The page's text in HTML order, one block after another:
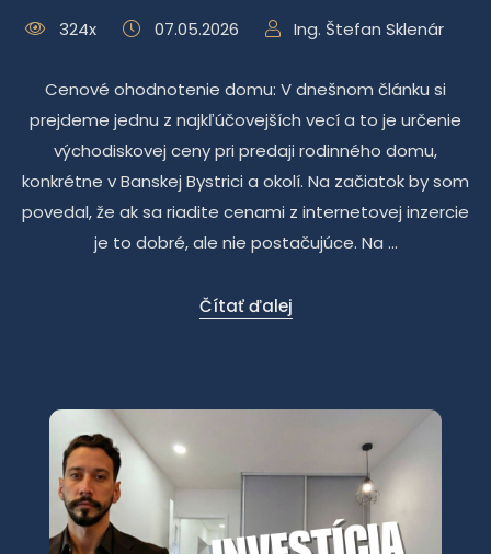
324x 07.05.2026 Ing. Štefan Sklenár
Cenové ohodnotenie domu: V dnešnom článku si
prejdeme jednu z najkľúčovejších vecí a to je určenie
východiskovej ceny pri predaji rodinného domu,
konkrétne v Banskej Bystrici a okolí. Na začiatok by som
povedal, že ak sa riadite cenami z internetovej inzercie
je to dobré, ale nie postačujúce. Na ...
Čítať ďalej